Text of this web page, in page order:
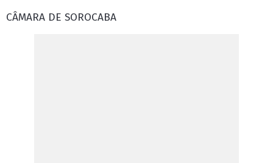
CÂMARA DE SOROCABA